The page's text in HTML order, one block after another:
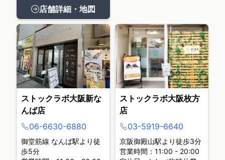
店舗詳細・地図
ストックラボ大阪新な
んば店
06-6630-6880
御堂筋線 なんば駅より徒
歩5分
ストックラボ大阪枚方
店
03-5919-6640
京阪御殿山駅より徒歩3分
営業時間：11:00 - 20:00